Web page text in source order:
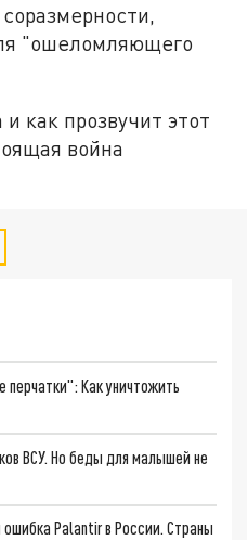
"ошеломляющего
как прозвучит этот
война
перчатки": Как уничтожить
ВСУ. Но беды для малышей не
Palantir в России. Страны